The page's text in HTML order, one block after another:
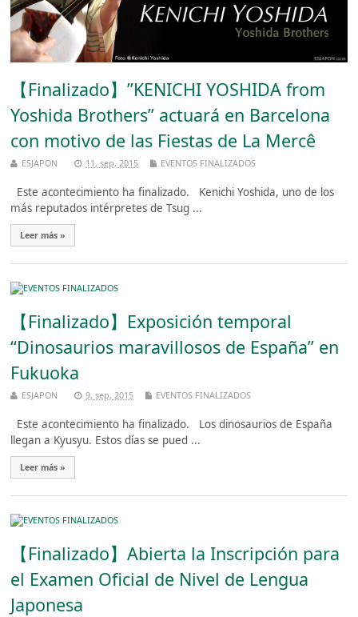
【Finalizado】”KENICHI YOSHIDA from
Yoshida Brothers” actuará en Barcelona
con motivo de las Fiestas de La Mercê
ESJAPON 11, sep, 2015 EVENTOS FINALIZADOS
Este acontecimiento ha finalizado. Kenichi Yoshida, uno de los
más reputados intérpretes de Tsug ...
Leer más »
【Finalizado】Exposición temporal
“Dinosaurios maravillosos de España” en
Fukuoka
ESJAPON 9, sep, 2015 EVENTOS FINALIZADOS
Este acontecimiento ha finalizado. Los dinosaurios de España
llegan a Kyusyu. Estos días se pued ...
Leer más »
【Finalizado】Abierta la Inscripción para
el Examen Oficial de Nivel de Lengua
Japonesa